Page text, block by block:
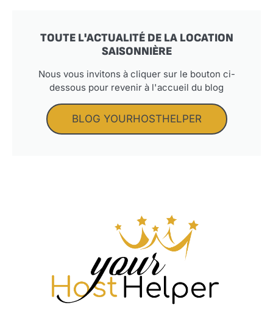
TOUTE L'ACTUALITÉ DE LA LOCATION
SAISONNIÈRE
Nous vous invitons à cliquer sur le bouton ci-
dessous pour revenir à l'accueil du blog
BLOG YOURHOSTHELPER